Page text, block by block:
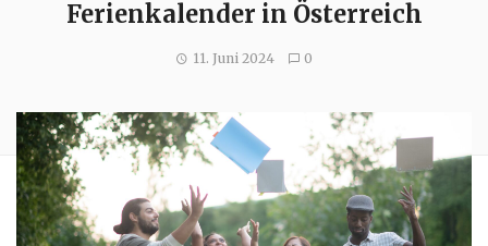
Ferienkalender in Österreich
11. Juni 2024 0